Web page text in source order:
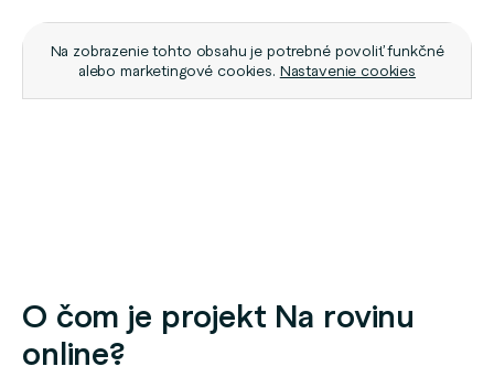
Na zobrazenie tohto obsahu je potrebné povoliť funkčné
alebo marketingové cookies. Nastavenie cookies
O čom je projekt Na rovinu
online?